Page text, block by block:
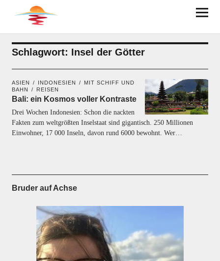
BRUDER AUF ACHSE
Schlagwort: Insel der Götter
ASIEN INDONESIEN
MIT SCHIFF UND
BAHN
REISEN
Bali: ein Kosmos voller Kontraste
Drei Wochen Indonesien: Schon die nackten
Fakten zum weltgrößten Inselstaat sind gigantisch. 250 Millionen
Einwohner, 17 000 Inseln, davon rund 6000 bewohnt. Wer…
Bruder auf Achse